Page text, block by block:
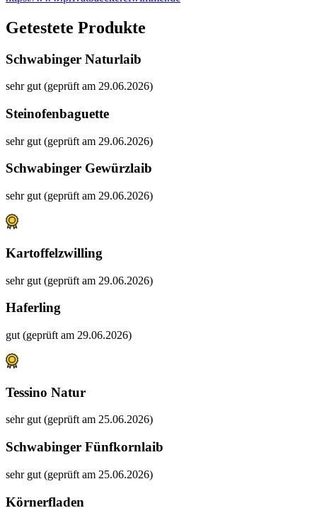
Getestete Produkte
Schwabinger Naturlaib
sehr gut (geprüft am 29.06.2026)
Steinofenbaguette
sehr gut (geprüft am 29.06.2026)
Schwabinger Gewürzlaib
sehr gut (geprüft am 29.06.2026)
Kartoffelzwilling
sehr gut (geprüft am 29.06.2026)
Haferling
gut (geprüft am 29.06.2026)
Tessino Natur
sehr gut (geprüft am 25.06.2026)
Schwabinger Fünfkornlaib
sehr gut (geprüft am 25.06.2026)
Körnerfladen